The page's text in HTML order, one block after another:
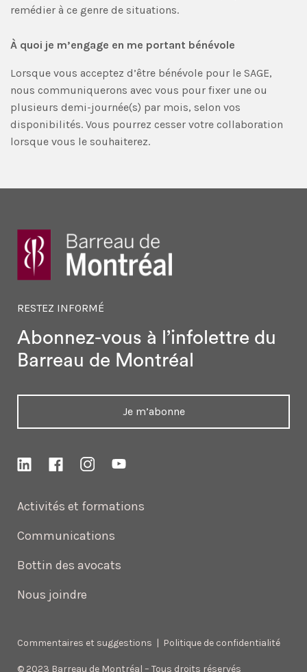
remédier à ce genre de situations.
À quoi je m’engage en me portant bénévole
Lorsque vous acceptez d’être bénévole pour le SAGE,
nous communiquerons avec vous pour fixer une ou
plusieurs demi-journée(s) par mois, selon vos
disponibilités. Vous pourrez cesser votre collaboration
lorsque vous le souhaiterez.
Activités et formations
Communications
Bottin des avocats
Nous joindre
RESTEZ INFORMÉ
Abonnez-vous à l’infolettre du
Barreau de Montréal
Je m’abonne
Commentaires et suggestions | Politique de confidentialité
© 2023 Barreau de Montréal – Tous droits réservés